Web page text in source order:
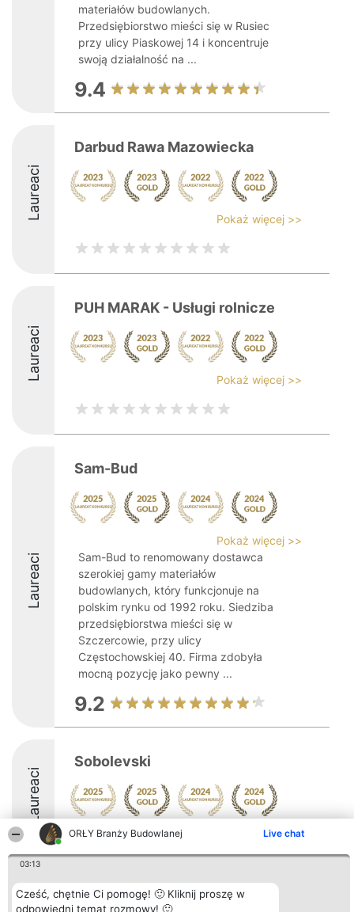
ORŁY Branży Budowlanej Live chat
03:13
Cześć, chętnie Ci pomogę! 🙂 Kliknij proszę w
odpowiedni temat rozmowy! 🙂
materiałów budowlanych.
Przedsiębiorstwo mieści się w Rusiec
przy ulicy Piaskowej 14 i koncentruje
swoją działalność na ...
9.4
Laureaci
Darbud Rawa Mazowiecka
Pokaż więcej >>
Laureaci
PUH MARAK - Usługi rolnicze
Pokaż więcej >>
Laureaci
Sam-Bud
Pokaż więcej >>
Sam-Bud to renomowany dostawca
szerokiej gamy materiałów
budowlanych, który funkcjonuje na
polskim rynku od 1992 roku. Siedziba
przedsiębiorstwa mieści się w
Szczercowie, przy ulicy
Częstochowskiej 40. Firma zdobyła
mocną pozycję jako pewny ...
9.2
Laureaci
Sobolevski
9.5
Organizator plebiscytu
Bright Side Solutions sp. z o.
Plebiscyt
Laureaci
Kontakt